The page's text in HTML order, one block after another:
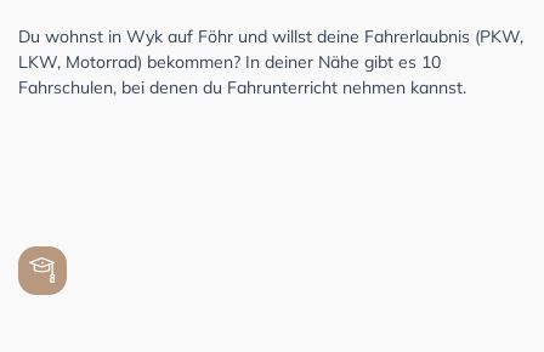
Du wohnst in Wyk auf Föhr und willst deine Fahrerlaubnis (PKW,
LKW, Motorrad) bekommen? In deiner Nähe gibt es 10
Fahrschulen, bei denen du Fahrunterricht nehmen kannst.